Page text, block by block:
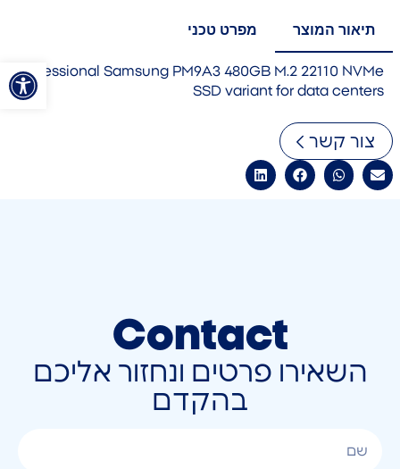
פתח
תיאור המוצר מפרט טכני
Professional Samsung PM9A3 480GB M.2 22110 NVMe
SSD variant for data centers
צור קשר
Contact
השאירו פרטים ונחזור אליכם
בהקדם